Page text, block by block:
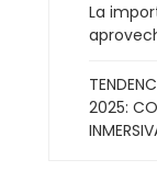
La
2025: